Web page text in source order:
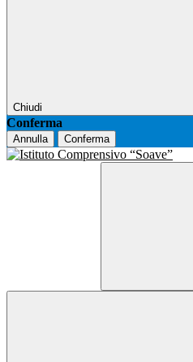
Chiudi
Conferma
Annulla Conferma